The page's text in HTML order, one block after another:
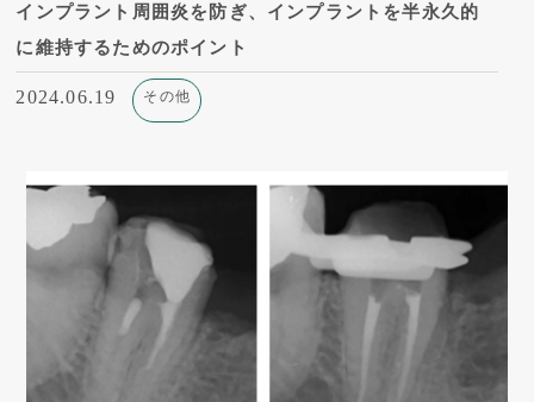
インプラント周囲炎を防ぎ、インプラントを半永久的
に維持するためのポイント
2024.06.19 その他